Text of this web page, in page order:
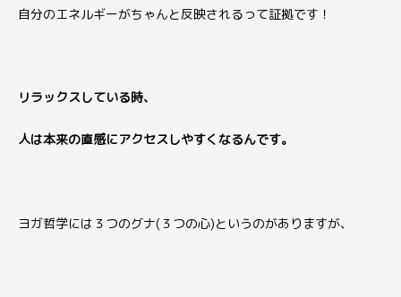
自分のエネルギーがちゃんと反映されるって証拠です！
リラックスしている時、
人は本来の直感にアクセスしやすくなるんです。
ヨガ哲学には３つのグナ(３つの心)というのがありますが、